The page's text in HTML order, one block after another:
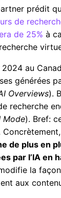
prédit
de
de 25% à
au
générées
Overviews).
recherche
Mode). Bref:
Concrètement,
de plus en
par l’IA en
la
aux